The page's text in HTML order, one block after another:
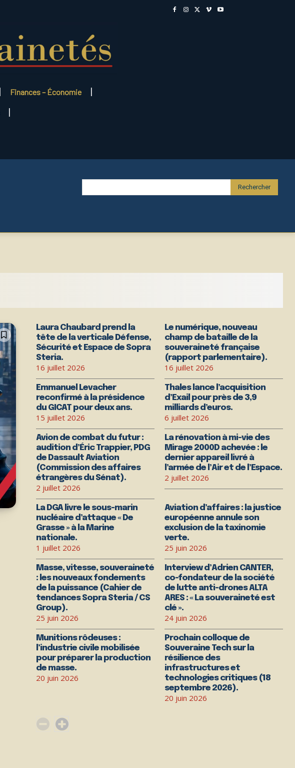
Finances – Économie
Rechercher
Laura Chaubard prend la
tête de la verticale Défense,
Sécurité et Espace de Sopra
Steria.
16 juillet 2026
Le numérique, nouveau
champ de bataille de la
souveraineté française
(rapport parlementaire).
16 juillet 2026
Emmanuel Levacher
reconfirmé à la présidence
du GICAT pour deux ans.
15 juillet 2026
Thales lance l’acquisition
d’Exail pour près de 3,9
milliards d’euros.
6 juillet 2026
Avion de combat du futur :
audition d’Éric Trappier, PDG
de Dassault Aviation
(Commission des affaires
étrangères du Sénat).
2 juillet 2026
La rénovation à mi-vie des
Mirage 2000D achevée : le
dernier appareil livré à
l’armée de l’Air et de l’Espace.
2 juillet 2026
La DGA livre le sous-marin
nucléaire d’attaque « De
Grasse » à la Marine
nationale.
1 juillet 2026
Aviation d’affaires : la justice
européenne annule son
exclusion de la taxinomie
verte.
25 juin 2026
Masse, vitesse, souveraineté
: les nouveaux fondements
de la puissance (Cahier de
tendances Sopra Steria / CS
Group).
25 juin 2026
Interview d’Adrien CANTER,
co-fondateur de la société
de lutte anti-drones ALTA
ARES : « La souveraineté est
clé ».
24 juin 2026
Munitions rôdeuses :
l’industrie civile mobilisée
pour préparer la production
de masse.
20 juin 2026
Prochain colloque de
Souveraine Tech sur la
résilience des
infrastructures et
technologies critiques (18
septembre 2026).
20 juin 2026